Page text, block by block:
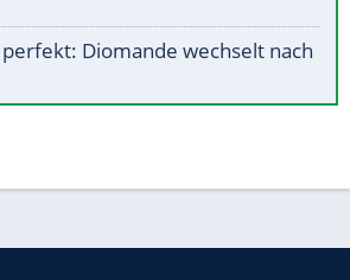
Diomande wechselt nach